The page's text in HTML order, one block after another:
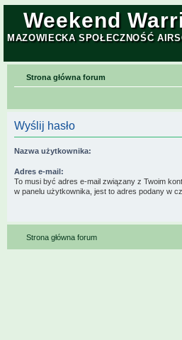
Weekend
MAZOWIECKA SPOŁECZNOŚĆ
Strona główna forum
Wyślij hasło
Nazwa użytkownika:
Adres e-mail:
To musi być adres e-mail związany z Twoim
w panelu użytkownika, jest to adres podany w
Strona główna forum